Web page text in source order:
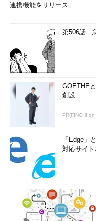
連携機能をリリース
第506話
GOETHE
創設
PR(FINCHI
「Edge」
対応サイ